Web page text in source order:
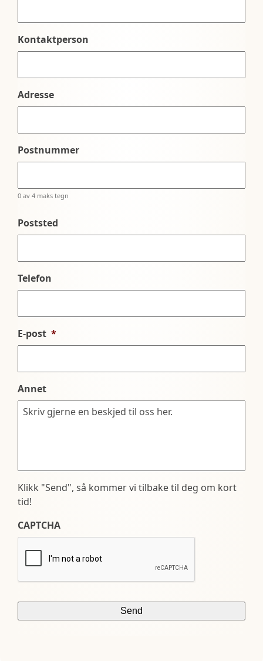
Kontaktperson
Adresse
Postnummer
0 av 4 maks tegn
Poststed
Telefon
E-post *
Annet
Klikk "Send", så kommer vi tilbake til deg om kort
tid!
CAPTCHA